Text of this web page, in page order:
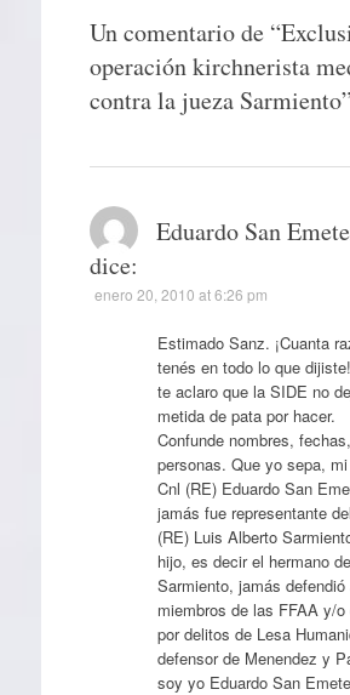
Un comentario de “
operación kirchnerista
contra la jueza Sarmiento”
Eduardo San
dice:
enero 20, 2010 at 6:26 pm
Estimado Sanz. ¡Cuanta
tenés en todo lo que
te aclaro que la SIDE no
metida de pata por hacer.
Confunde nombres, fechas,
personas. Que yo sepa,
Cnl (RE) Eduardo San
jamás fue representante
(RE) Luis Alberto
hijo, es decir el hermano
Sarmiento, jamás defendió
miembros de las FFAA y/o
por delitos de Lesa
defensor de Menendez y
soy yo Eduardo San